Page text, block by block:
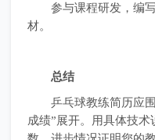
参与课程研发，编
材。
总结
乒乓球教练简历应
成绩”展开。用具体技